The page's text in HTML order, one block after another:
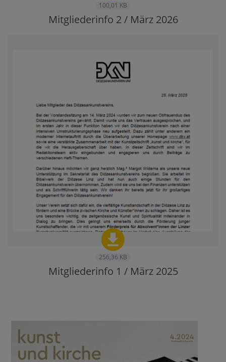
100,01 KB
Mitgliederinfo 2 / März 2026
256,36 KB
Mitgliederinfo 1 / März 2025